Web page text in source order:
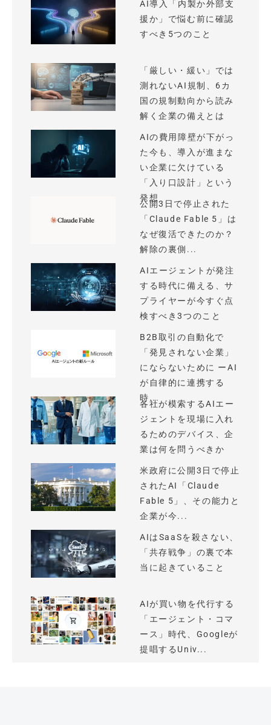
AI導入「内製か外部支
援か」で悩む前に確認
すべき5つのこと
「厳しい・緩い」では
測れないAI規制、6カ
国の規制動向から読み
解く企業の備えとは
AIの費用障壁が下がっ
た今も、導入が進まな
い企業に欠けている
「入り口設計」という
発想
公開3日で停止された
「Claude Fable 5」は
なぜ復活できたのか？
解除の裏側...
AIエージェントが発注
する時代に備える、サ
プライヤーが今すぐ点
検すべき3つのこと
B2B取引の自動化で
「発見されない企業」
にならないために ーAI
が自律的に連携する
時...
各社が模索するAIエー
ジェントを現場に入れ
るためのデバイス、企
業は何を問うべきか
米政府に公開3日で停止
されたAI「Claude
Fable 5」、その能力と
企業が今...
AIはSaaSを殺さない、
「共存戦争」の裏で本
当に起きていること
AIが買い物を代行する
「エージェント・コマ
ース」時代、Googleが
提唱するUniv...